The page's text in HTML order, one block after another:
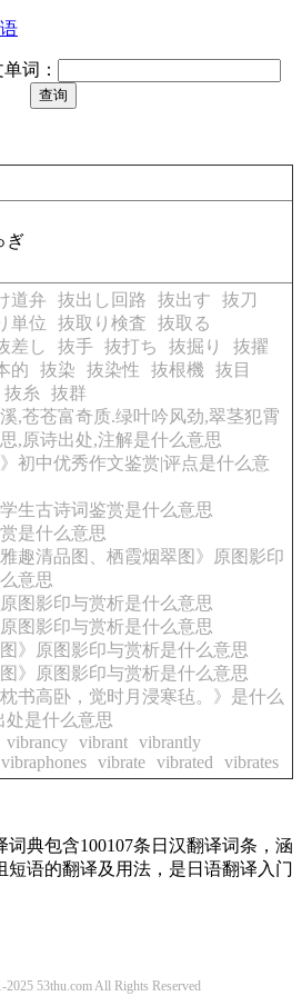
词：
ぎ
道弁 抜出し回路 抜出す
抜刀
単位 抜取り検査
抜取る
差し 抜手 抜打ち 抜掘り
抜擢
的 抜染 抜染性 抜根機
抜目
抜糸
抜群
溪,苍苍富奇质.绿叶吟风劲,翠茎犯霄
,原诗出处,注解是什么意思
》初中优秀作文鉴赏|评点是什么意
学生古诗词鉴赏是什么意思
是什么意思
雅趣清品图、栖霞烟翠图》原图影印
意思
原图影印与赏析是什么意思
原图影印与赏析是什么意思
图》原图影印与赏析是什么意思
图》原图影印与赏析是什么意思
枕书高卧，觉时月浸寒毡。》是什么
处是什么意思
vibrancy vibrant vibrantly
vibraphones vibrate vibrated vibrates
典包含100107条日汉翻译词条，涵
短语的翻译及用法，是日语翻译入门
53thu.com All Rights Reserved